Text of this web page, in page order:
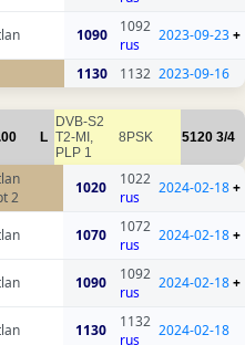
1090
1092
rus
2023-09-23+
1130 1132 2023-09-16
L
DVB-S2
T2-MI,
PLP 1
8PSK 5120 3/4
2
1020
1022
rus
2024-02-18+
1070
1072
rus
2024-02-18+
1090
1092
rus
2024-02-18+
1130
1132
rus
2024-02-18